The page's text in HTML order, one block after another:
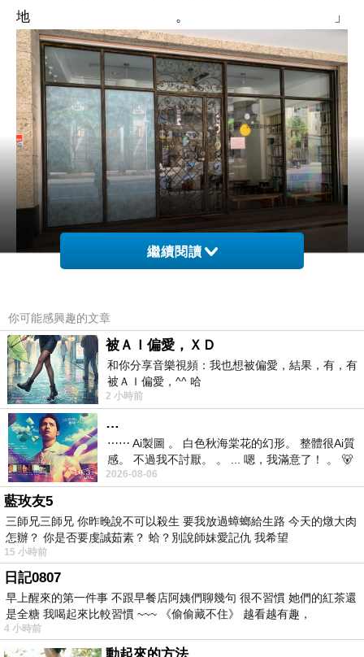
地。」
安定，比甚麼都值得。
繼續閱讀
你可能感興趣的文章
被ＡＩ偏愛，ＸＤ
和你分享音樂視頻：我也想被偏愛，結果，有，有
被ＡＩ偏愛，^^ 哈
2 小時前
…
⋯⋯ Ai製圖 。 白色秋海棠花的幻形。 整體很Ai質
感。 不過我不討厭。 。 ... 嗯，我滿意了！ 。 🐻
昨中
2026-08-06
藍玫友5
三師兄三師兄 你昨晚說不可以殺生 要我放過蟑螂給生路 今天的燉大肉
怎辦？ 你是否要虔誠茹素？ 蛤？別說師妹愛記仇 我希望
15 小時前
日記0807
早上醒來的第一件事 不跟早餐店阿姨們聊幾句 很不習慣 她們的紅茶還
是全糖 我喝起來比較習慣 ~~~ 《偷偷藏不住》 越看越有趣，
4 小時前